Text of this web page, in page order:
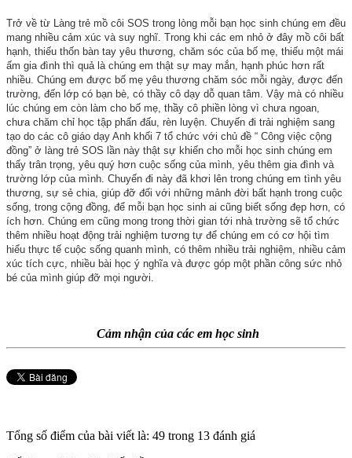
Trở về từ Làng trẻ mồ côi SOS trong lòng mỗi bạn học sinh chúng em đều
mang nhiều cảm xúc và suy nghĩ. Trong khi các em nhỏ ở đây mồ côi bất
hạnh, thiếu thốn bàn tay yêu thương, chăm sóc của bố mẹ, thiếu một mái
ấm gia đình thì quả là chúng em thật sự may mắn, hạnh phúc hơn rất
nhiều. Chúng em được bố mẹ yêu thương chăm sóc mỗi ngày, được đến
trường, đến lớp có bạn bè, có thầy cô dạy dỗ quan tâm. Vậy mà có nhiều
lúc chúng em còn làm cho bố mẹ, thầy cô phiền lòng vì chưa ngoan,
chưa chăm chỉ học tập phấn đấu, rèn luyện. Chuyến đi trải nghiệm sang
tạo do các cô giáo dạy Anh khối 7 tổ chức với chủ đề “ Công việc cộng
đồng” ở làng trẻ SOS lần này thật sự khiến cho mỗi học sinh chúng em
thấy trân trọng, yêu quý hơn cuộc sống của mình, yêu thêm gia đình và
trường lớp của mình. Chuyến đi này đã khơi lên trong chúng em tình yêu
thương, sự sẻ chia, giúp đỡ đối với những mảnh đời bất hạnh trong cuộc
sống, trong cộng đồng, để mỗi bạn học sinh ai cũng biết sống đẹp hơn, có
ích hơn. Chúng em cũng mong trong thời gian tới nhà trường sẽ tổ chức
thêm nhiều hoạt động trải nghiệm tương tự để chúng em có cơ hội tìm
hiểu thực tế cuộc sống quanh mình, có thêm nhiều trải nghiệm, nhiều cảm
xúc tích cực, nhiều bài học ý nghĩa và được góp một phần công sức nhỏ
bé của mình giúp đỡ mọi người.
Cảm nhận của các em học sinh
Tổng số điểm của bài viết là: 49 trong 13 đánh giá